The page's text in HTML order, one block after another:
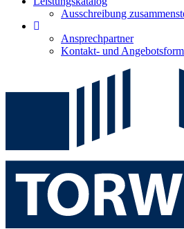
Ausschreibung
Ansprechpartner
Kontakt- und